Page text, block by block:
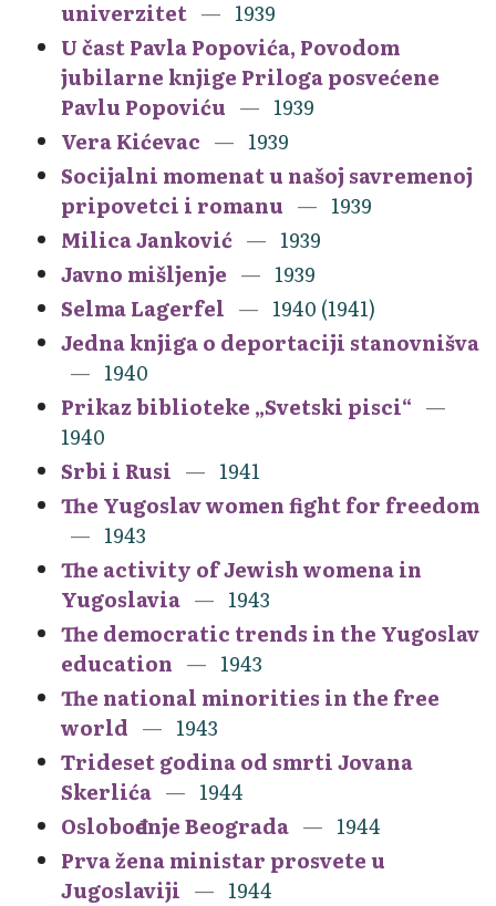
univerzitet
1939
U čast Pavla Popovića, Povodom
jubilarne knjige Priloga posvećene
Pavlu Popoviću
1939
Vera Kićevac
1939
Socijalni momenat u našoj savremenoj
pripovetci i romanu
1939
Milica Janković
1939
Javno mišljenje
1939
Selma Lagerfel
1940 (1941)
Jedna knjiga o deportaciji stanovnišva
1940
Prikaz biblioteke „Svetski pisci“
1940
Srbi i Rusi
1941
The Yugoslav women fight for freedom
1943
The activity of Jewish womena in
Yugoslavia
1943
The democratic trends in the Yugoslav
education
1943
The national minorities in the free
world
1943
Trideset godina od smrti Jovana
Skerlića
1944
Oslobođenje Beograda
1944
Prva žena ministar prosvete u
Jugoslaviji
1944